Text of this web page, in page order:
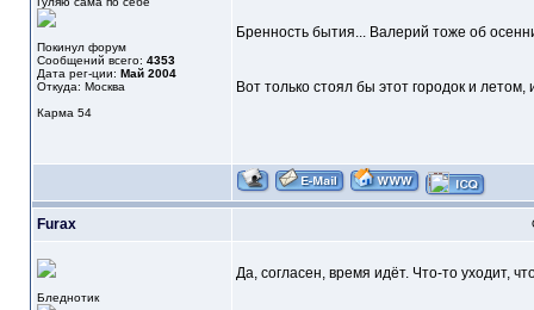
Покинул форум
Сообщений всего: 4353
Дата рег-ции: Май 2004
Откуда: Москва
Карма 54
Бренность бытия... Валерий тоже об
Вот только стоял бы этот городок и
Furax
Бледнотик
Да, согласен, время идёт. Что-то уходит,